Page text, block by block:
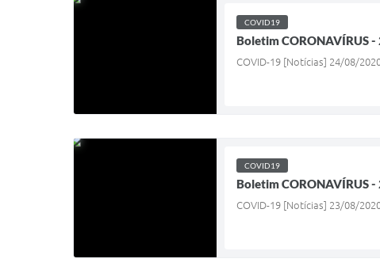
COVID19
Boletim CORONAVÍRUS
COVID-19 [Notícias] 24/08/
COVID19
Boletim CORONAVÍRUS
COVID-19 [Notícias] 23/08/